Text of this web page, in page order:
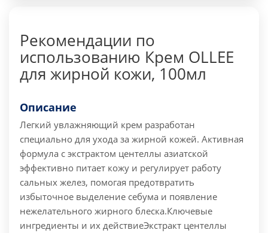
Рекомендации по
использованию Крем OLLEE
для жирной кожи, 100мл
Описание
Легкий увлажняющий крем разработан
специально для ухода за жирной кожей. Активная
формула с экстрактом центеллы азиатской
эффективно питает кожу и регулирует работу
сальных желез, помогая предотвратить
избыточное выделение себума и появление
нежелательного жирного блеска.Ключевые
ингредиенты и их действиеЭкстракт центеллы